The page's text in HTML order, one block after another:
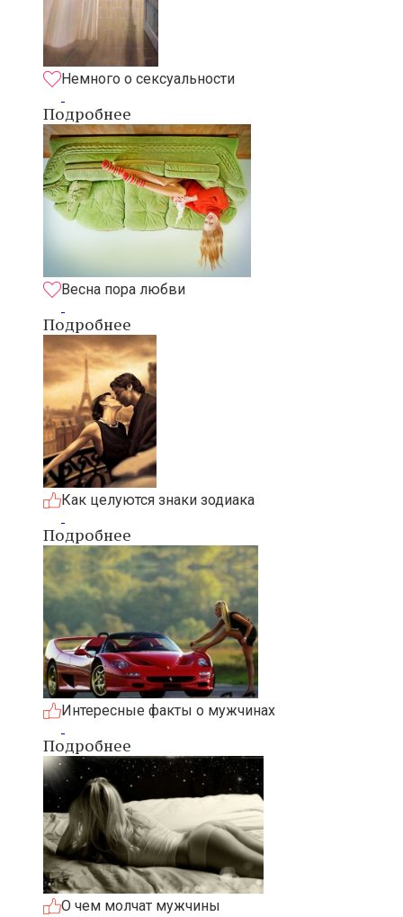
Немного о сексуальности
Подробнее
Весна пора любви
Подробнее
Как целуются знаки зодиака
Подробнее
Интересные факты о мужчинах
Подробнее
О чем молчат мужчины